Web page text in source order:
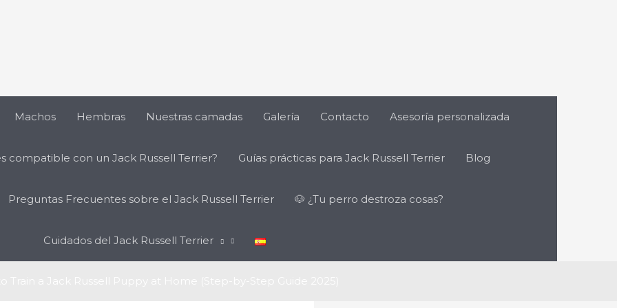
Machos Hembras Nuestras camadas Galería Contacto Asesoría personalizada
compatible con un Jack Russell Terrier? Guías prácticas para Jack Russell Terrier Blog
Preguntas Frecuentes sobre el Jack Russell Terrier 🐶 ¿Tu perro destroza cosas?
Cuidados del Jack Russell Terrier